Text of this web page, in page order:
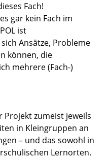
Fach!
gar kein Fach im
ist
Ansätze, Probleme
können, die
mehrere (Fach-)
Projekt zumeist jeweils
in Kleingruppen an
– und das sowohl in
Lernorten.